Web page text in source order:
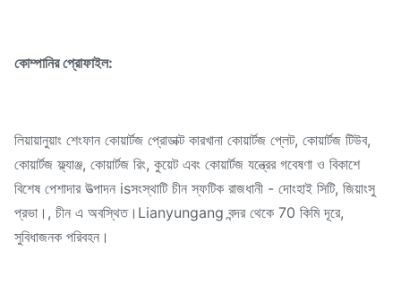
কোম্পানির প্রোফাইল:
লিয়ায়ানুয়াং শেংফান কোয়ার্টজ প্রোডাক্ট কারখানা কোয়ার্টজ প্লেট, কোয়ার্টজ টিউব,
কোয়ার্টজ ফ্ল্যাঞ্জ, কোয়ার্টজ রিং, কুয়েট এবং কোয়ার্টজ যন্ত্রের গবেষণা ও বিকাশে
বিশেষ পেশাদার উত্পাদন isসংস্থাটি চীন স্ফটিক রাজধানী - দোংহাই সিটি, জিয়াংসু
প্রভা।, চীন এ অবস্থিত।Lianyungang বন্দর থেকে 70 কিমি দূরে,
সুবিধাজনক পরিবহন।